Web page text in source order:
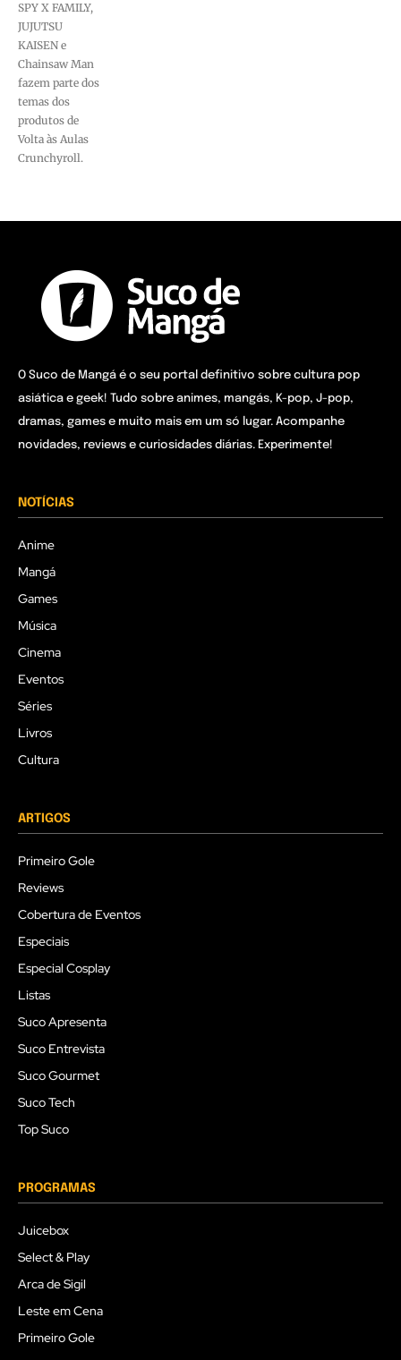
SPY X FAMILY,
JUJUTSU
KAISEN e
Chainsaw Man
fazem parte dos
temas dos
produtos de
Volta às Aulas
Crunchyroll.
O Suco de Mangá é o seu portal definitivo sobre cultura pop
asiática e geek! Tudo sobre animes, mangás, K-pop, J-pop,
dramas, games e muito mais em um só lugar. Acompanhe
novidades, reviews e curiosidades diárias. Experimente!
NOTÍCIAS
Anime
Mangá
Games
Música
Cinema
Eventos
Séries
Livros
Cultura
ARTIGOS
Primeiro Gole
Reviews
Cobertura de Eventos
Especiais
Especial Cosplay
Listas
Suco Apresenta
Suco Entrevista
Suco Gourmet
Suco Tech
Top Suco
PROGRAMAS
Juicebox
Select & Play
Arca de Sigil
Leste em Cena
Primeiro Gole